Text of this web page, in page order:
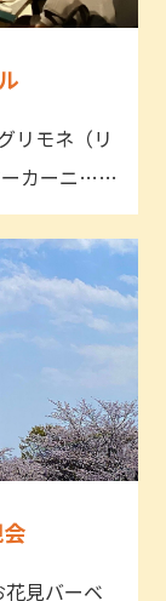
リモネ（リ
ーカーニ……
見バーベ